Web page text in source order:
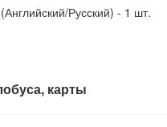
Русский) - 1 шт.
карты